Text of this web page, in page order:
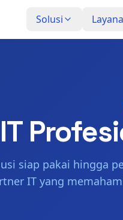
Solusi
siap pakai hingga
IT yang